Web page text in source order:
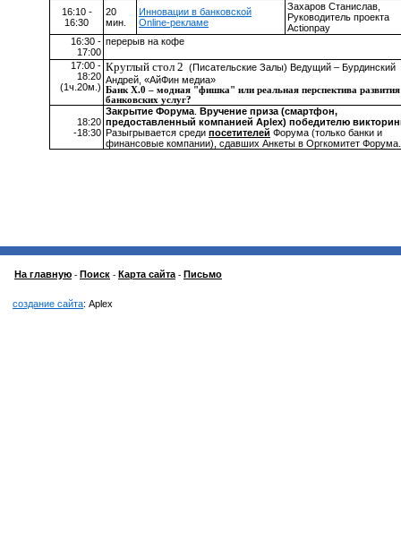
16:10 -
16:30
20
мин.
Инновации в банковской
Online-рекламе
Захаров Станислав,
Руководитель проекта
Actionpay
16:30 -
17:00
перерыв на кофе
17:00 -
18:20
(1ч.20м.)
Круглый стол 2 (Писательские Залы) Ведущий – Бурдинский
Андрей, «АйФин медиа»
Банк Х.0 – модная "фишка" или реальная перспектива развития
банковских услуг?
18:20
-18:30
Закрытие Форума Вручение приза (смартфон,
предоставленный компанией Aplex) победителю
Разыгрывается среди посетителей Форума (только банки и
финансовые компании), сдавших Анкеты в Оргкомитет Форума.
На главную - Поиск - Карта сайта - Письмо
создание сайта: Aplex